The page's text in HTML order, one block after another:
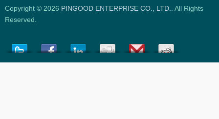
Copyright © 2026 PINGOOD ENTERPRISE CO., LTD.
. All Rights
Reserved.